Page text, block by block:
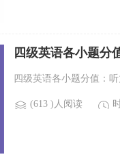
四级英语各小题分
四级英语各小题分值：
(613 )人阅读